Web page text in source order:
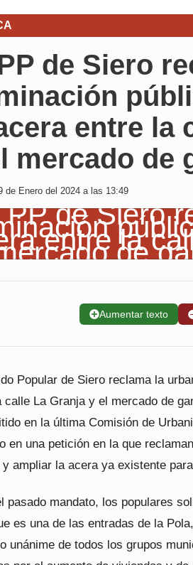
de Siero
entre la
mercado de
de Enero del 2024 a las 13:49
➕Aumentar texto
Popular de Siero reclama la
calle La Granja y el mercado de
en la última Comisión de
en una petición en la que
y ampliar la acera ya existente
pasado mandato, los populares
es una de las entradas de la
unánime de todos los grupos